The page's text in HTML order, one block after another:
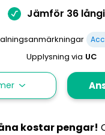
Kundnöjdhet
om Lendo
Jämför 36
Upplysning via UC
kostar pengar!